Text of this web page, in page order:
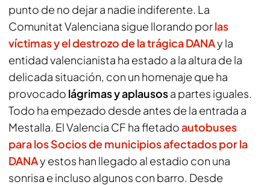
punto de no dejar a nadie indiferente. La
Comunitat Valenciana sigue llorando porlas
víctimas y el destrozo de la trágica DANAy la
entidad valencianista ha estado a la altura de la
delicada situación, con un homenaje que ha
provocado lágrimas y aplausosa partes iguales.
Todo ha empezado desde antes de la entrada a
Mestalla. El Valencia CF ha fletadoautobuses
para los Socios de municipios afectados por la
DANAy estos han llegado al estadio con una
sonrisa e incluso algunos con barro. Desde